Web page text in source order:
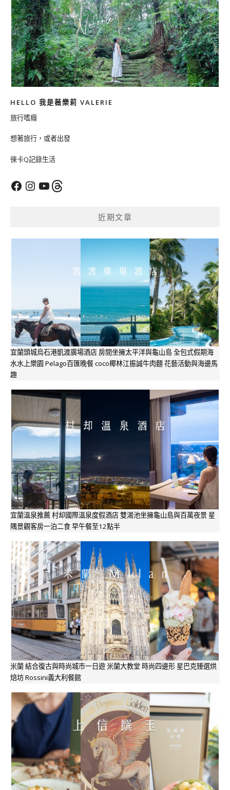
HELLO 我是薇樂莉 VALERIE
旅行嗜癮
想著旅行，或者出發
徠卡Q記錄生活
FacebookInstagram
YouTubeThreads
近期文章
宜蘭頭城烏石港凱渡廣場酒店 房間坐擁太平洋與龜山島 全包式假期海
水水上樂園 Pelago百匯晚餐 coco椰林江振誠牛肉麵 花藝活動與海邊馬
趣
宜蘭溫泉推薦 村却國際溫泉度假酒店 雙湯池坐擁龜山島與百萬夜景 星
隅景觀客房一泊二食 早午餐至12點半
米蘭 結合復古與時尚城市一日遊 米蘭大教堂 時尚四邊形 星巴克臻選烘
焙坊 Rossini義大利餐館